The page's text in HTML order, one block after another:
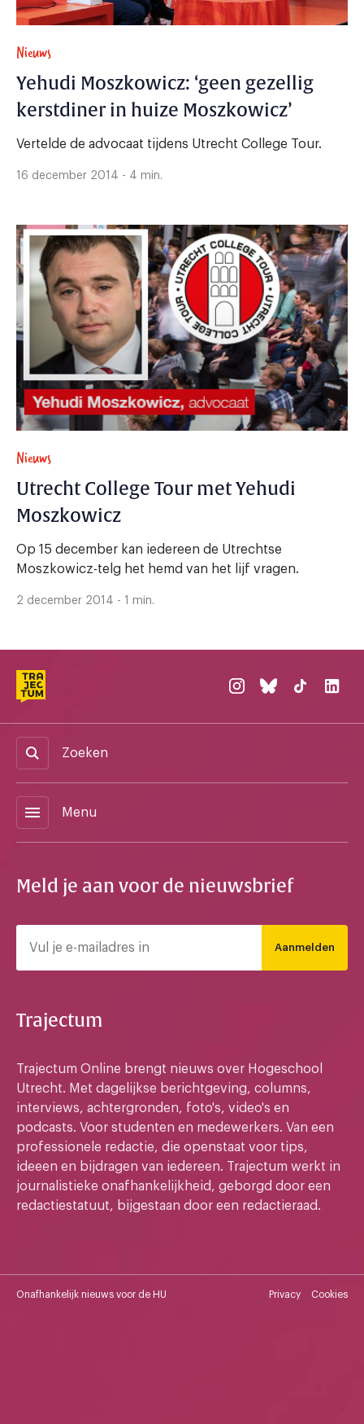
Nieuws
Yehudi Moszkowicz: ‘geen gezellig
kerstdiner in huize Moszkowicz’
Vertelde de advocaat tijdens Utrecht College Tour.
16 december 2014 - 4 min.
Nieuws
Utrecht College Tour met Yehudi
Moszkowicz
Op 15 december kan iedereen de Utrechtse
Moszkowicz-telg het hemd van het lijf vragen.
2 december 2014 - 1 min.
Zoeken
menu Menu
Meld je aan voor de nieuwsbrief
Aanmelden
Trajectum
Trajectum Online brengt nieuws over Hogeschool
Utrecht. Met dagelijkse berichtgeving, columns,
interviews, achtergronden, foto's, video's en
podcasts. Voor studenten en medewerkers. Van een
professionele redactie, die openstaat voor tips,
ideeen en bijdragen van iedereen. Trajectum werkt in
journalistieke onafhankelijkheid, geborgd door een
redactiestatuut, bijgestaan door een redactieraad.
Onafhankelijk nieuws voor de HU Privacy Cookies